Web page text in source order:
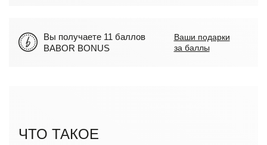
Вы получаете 11 баллов
BABOR BONUS
Ваши подарки
за баллы
ЧТО ТАКОЕ